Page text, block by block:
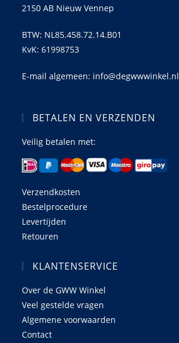
2150 AB Nieuw Vennep
BTW: NL85.458.72.14.B01
KvK: 61998753
E-mail algemeen: info@degwwwinkel.nl
BETALEN EN VERZENDEN
Veilig betalen met:
Verzendkosten
Bestelprocedure
Levertijden
Retouren
KLANTENSERVICE
Over de GWW Winkel
Veel gestelde vragen
Algemene voorwaarden
Contact